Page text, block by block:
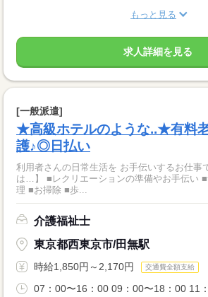
もっと見る
求人詳細を見る
[一般派遣]
★高級ホテルのような..★有料
護♪◎日払い
利用者さんの日常生活を お手伝いするお仕事です◎ 【
は…】 ■レクリエーションの準備やお手伝い
理 ■お掃除 ■歩...
介護福祉士
東京都西東京市/田無駅
時給1,850円～2,170円 交通費全額支給
07：00〜16：00 09：00〜18：00 11